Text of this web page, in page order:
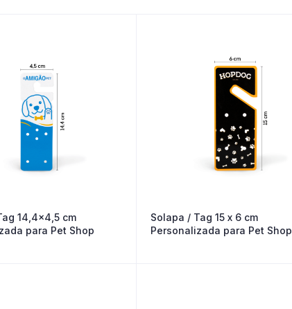
14,4×4,5 cm
para Pet Shop
Solapa / Tag 15 x 6 cm
Personalizada para Pet Shop